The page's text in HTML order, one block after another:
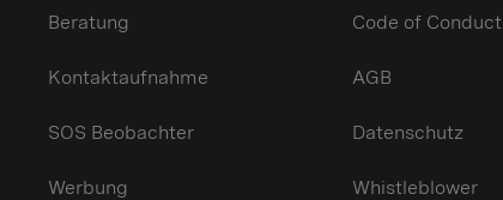
Beratung
Kontaktaufnahme
SOS Beobachter
Werbung
Code of Conduct
AGB
Datenschutz
Whistleblower